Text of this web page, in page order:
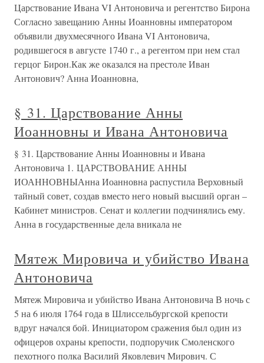
Царствование Ивана VI Антоновича и регентство Бирона
Согласно завещанию Анны Иоанновны императором
объявили двухмесячного Ивана VI Антоновича,
родившегося в августе 1740 г., а регентом при нем стал
герцог Бирон.Как же оказался на престоле Иван
Антонович? Анна Иоанновна,
§ 31. Царствование Анны
Иоанновны и Ивана Антоновича
§ 31. Царствование Анны Иоанновны и Ивана
Антоновича 1. ЦАРСТВОВАНИЕ АННЫ
ИОАННОВНЫАнна Иоанновна распустила Верховный
тайный совет, создав вместо него новый высший орган –
Кабинет министров. Сенат и коллегии подчинялись ему.
Анна в государственные дела вникала не
Мятеж Мировича и убийство Ивана
Антоновича
Мятеж Мировича и убийство Ивана Антоновича В ночь с
5 на 6 июля 1764 года в Шлиссельбургской крепости
вдруг начался бой. Инициатором сражения был один из
офицеров охраны крепости, подпоручик Смоленского
пехотного полка Василий Яковлевич Мирович. С